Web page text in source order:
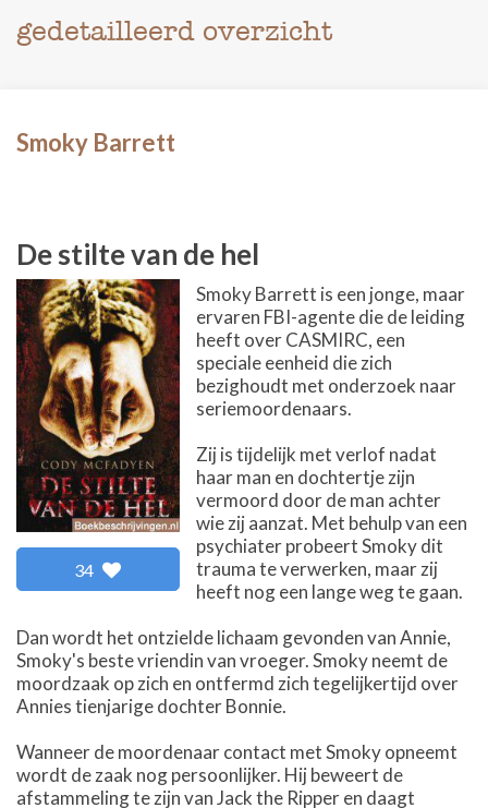
gedetailleerd overzicht
Smoky Barrett
De stilte van de hel
34
Smoky Barrett is een jonge, maar
ervaren FBI-agente die de leiding
heeft over CASMIRC, een
speciale eenheid die zich
bezighoudt met onderzoek naar
seriemoordenaars.
Zij is tijdelijk met verlof nadat
haar man en dochtertje zijn
vermoord door de man achter
wie zij aanzat. Met behulp van een
psychiater probeert Smoky dit
trauma te verwerken, maar zij
heeft nog een lange weg te gaan.
Dan wordt het ontzielde lichaam gevonden van Annie,
Smoky's beste vriendin van vroeger. Smoky neemt de
moordzaak op zich en ontfermd zich tegelijkertijd over
Annies tienjarige dochter Bonnie.
Wanneer de moordenaar contact met Smoky opneemt
wordt de zaak nog persoonlijker. Hij beweert de
afstammeling te zijn van Jack the Ripper en daagt